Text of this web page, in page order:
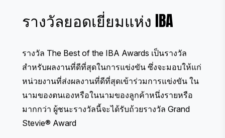
รางวัลยอดเยี่ยมแห่ง IBA
รางวัล The Best of the IBA Awards เป็นรางวัล
สำหรับผลงานที่ดีที่สุดในการแข่งขัน ซึ่งจะมอบให้แก่
หน่วยงานที่ส่งผลงานที่ดีที่สุดเข้าร่วมการแข่งขัน ใน
นามของตนเองหรือในนามของลูกค้าหนึ่งรายหรือ
มากกว่า ผู้ชนะรางวัลนี้จะได้รับถ้วยรางวัล Grand
Stevie® Award